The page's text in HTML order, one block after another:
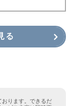
る
おります。できるだ